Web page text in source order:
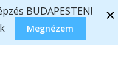
BUDAPESTEN!
Megnézem